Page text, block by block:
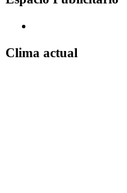
Clima actual